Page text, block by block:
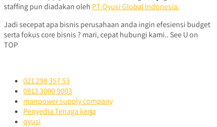
staffing pun diadakan oleh PT Qyusi Global Indonesia.
Jadi secepat apa bisnis perusahaan anda ingin efesiensi budget
serta fokus core bisnis ? mari, cepat hubungi kami.. See U on
TOP
021 298 357 53
0813 3000 9003
manpower supply company
Penyedia Tenaga kerja
qyusi